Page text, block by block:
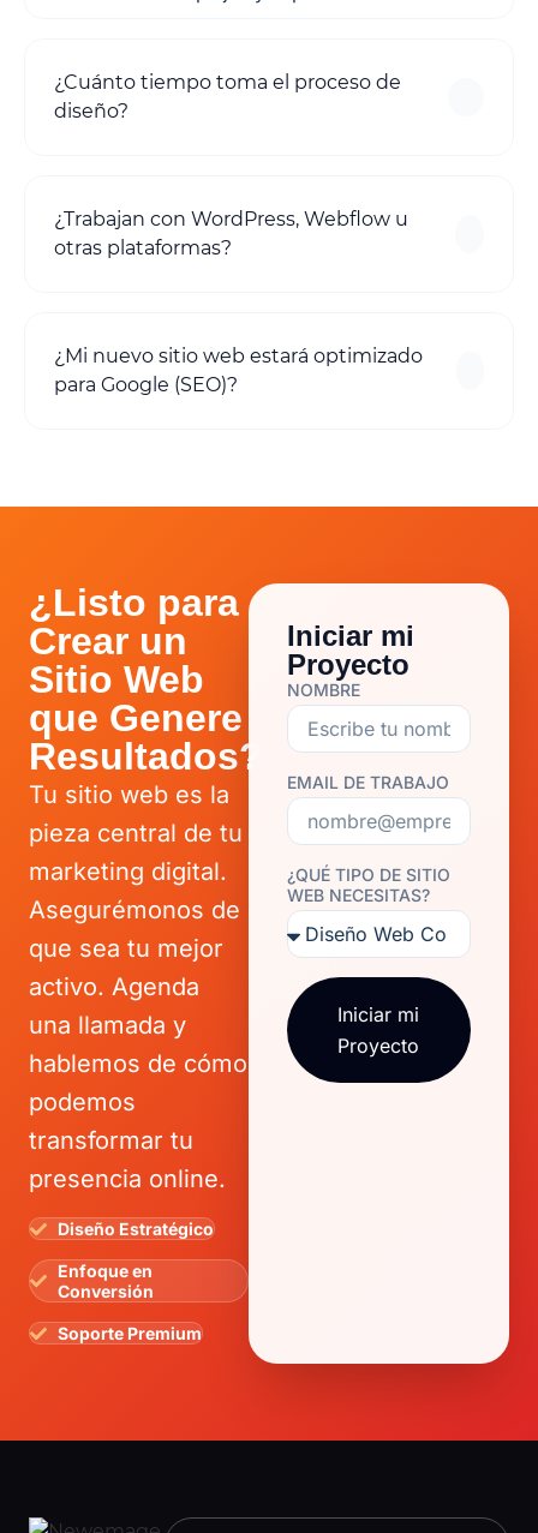
¿Cuánto tiempo toma el proceso de
diseño?
¿Trabajan con WordPress, Webflow u
otras plataformas?
¿Mi nuevo sitio web estará optimizado
para Google (SEO)?
¿Listo para
Crear un
Sitio Web
que Genere
Resultados?
Tu sitio web es la
pieza central de tu
marketing digital.
Asegurémonos de
que sea tu mejor
activo. Agenda
una llamada y
hablemos de cómo
podemos
transformar tu
presencia online.
Diseño Estratégico
Enfoque en
Conversión
Soporte Premium
Iniciar mi
Proyecto
NOMBRE
EMAIL DE TRABAJO
¿QUÉ TIPO DE SITIO
WEB NECESITAS?
Iniciar mi
Proyecto